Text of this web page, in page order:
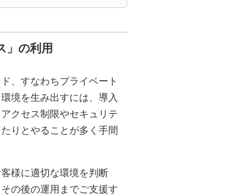
」の利用
、すなわちプライベート
境を生み出すには、導入
クセス制限やセキュリテ
りとやることが多く手間
様に適切な環境を判断
の後の運用までご支援す